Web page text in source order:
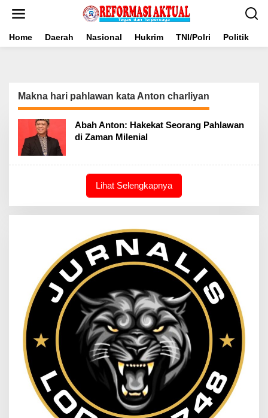
Home Daerah Nasional Hukrim TNI/Polri Politik
Makna hari pahlawan kata Anton charliyan
Abah Anton: Hakekat Seorang Pahlawan
di Zaman Milenial
Lihat Selengkapnya